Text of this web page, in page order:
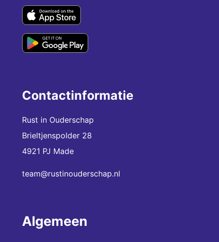
Contactinformatie
Rust in Ouderschap
Brieltjenspolder 28
4921 PJ Made
team@rustinouderschap.nl
Algemeen